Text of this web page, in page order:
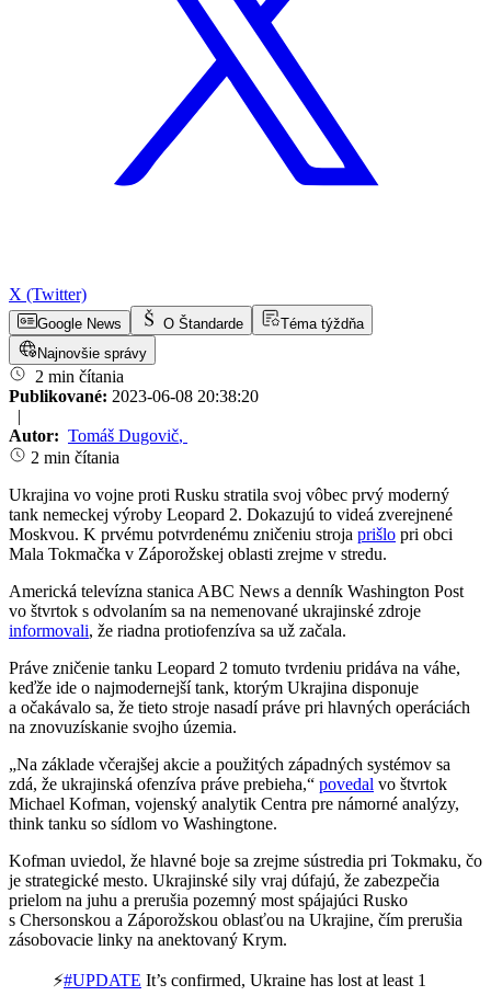
X (Twitter)
Google News O Štandarde
Téma týždňa
Najnovšie správy
2 min čítania
Publikované: 2023-06-08 20:38:20
|
Autor: Tomáš Dugovič,
2 min čítania
Ukrajina vo vojne proti Rusku stratila svoj vôbec prvý moderný
tank nemeckej výroby Leopard 2. Dokazujú to videá zverejnené
Moskvou. K prvému potvrdenému zničeniu stroja prišlo pri obci
Mala Tokmačka v Záporožskej oblasti zrejme v stredu.
Americká televízna stanica ABC News a denník Washington Post
vo štvrtok s odvolaním sa na nemenované ukrajinské zdroje
informovali, že riadna protiofenzíva sa už začala.
Práve zničenie tanku Leopard 2 tomuto tvrdeniu pridáva na váhe,
keďže ide o najmodernejší tank, ktorým Ukrajina disponuje
a očakávalo sa, že tieto stroje nasadí práve pri hlavných operáciách
na znovuzískanie svojho územia.
„Na základe včerajšej akcie a použitých západných systémov sa
zdá, že ukrajinská ofenzíva práve prebieha,“ povedal vo štvrtok
Michael Kofman, vojenský analytik Centra pre námorné analýzy,
think tanku so sídlom vo Washingtone.
Kofman uviedol, že hlavné boje sa zrejme sústredia pri Tokmaku, čo
je strategické mesto. Ukrajinské sily vraj dúfajú, že zabezpečia
prielom na juhu a prerušia pozemný most spájajúci Rusko
s Chersonskou a Záporožskou oblasťou na Ukrajine, čím prerušia
zásobovacie linky na anektovaný Krym.
⚡️#UPDATE It’s confirmed, Ukraine has lost at least 1